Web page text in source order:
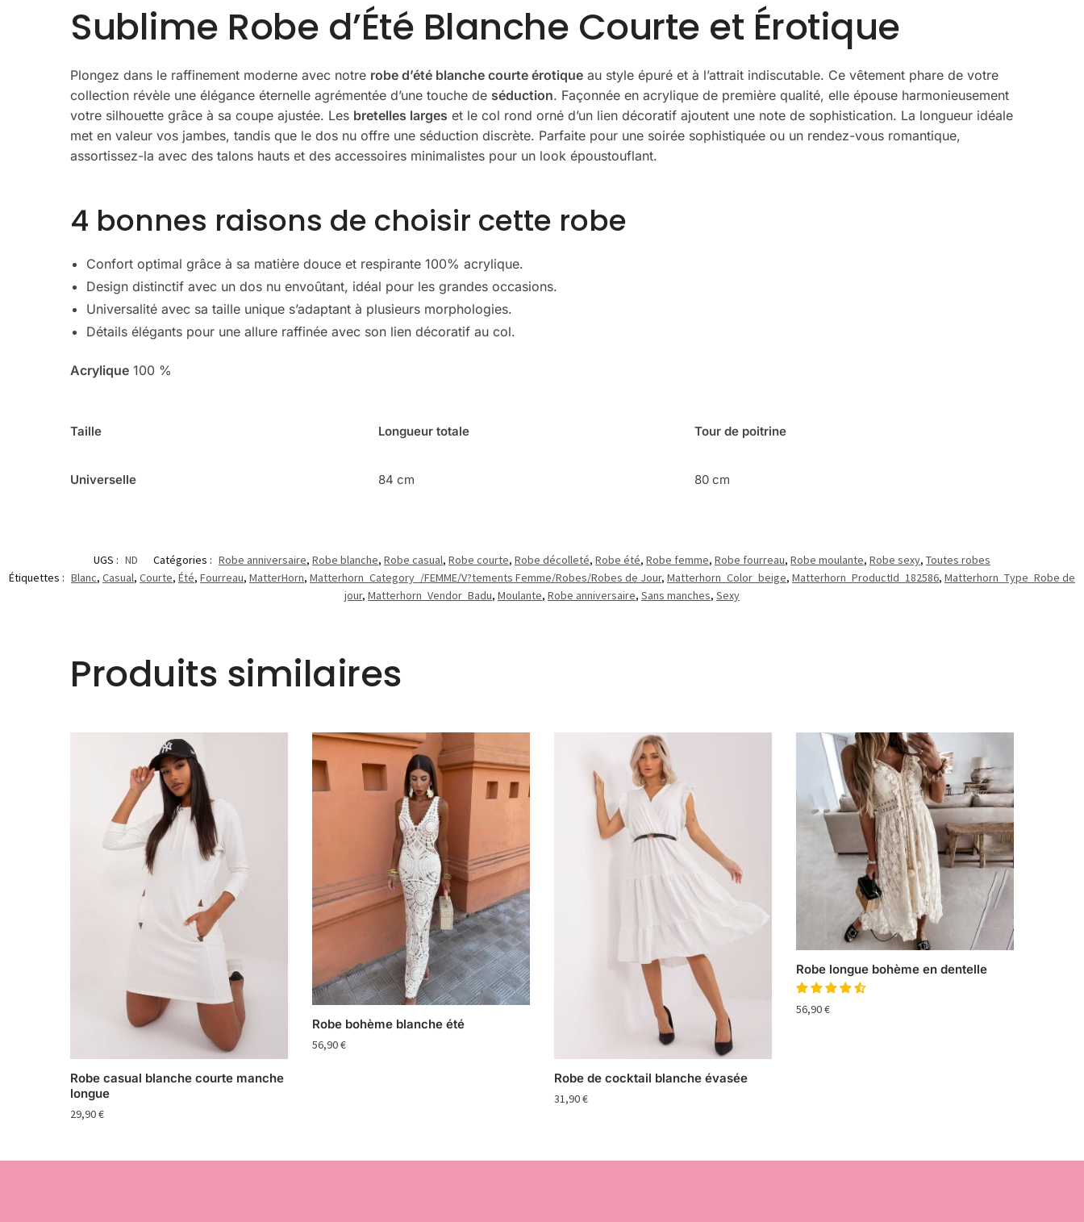
Sublime Robe d’Été Blanche Courte et Érotique
Plongez dans le raffinement moderne avec notre robe d’été blanche courte érotique au style épuré et à l’attrait indiscutable. Ce vêtement phare de votre
collection révèle une élégance éternelle agrémentée d’une touche de séduction. Façonnée en acrylique de première qualité, elle épouse harmonieusement
votre silhouette grâce à sa coupe ajustée. Les bretelles larges et le col rond orné d’un lien décoratif ajoutent une note de sophistication. La longueur idéale
met en valeur vos jambes, tandis que le dos nu offre une séduction discrète. Parfaite pour une soirée sophistiquée ou un rendez-vous romantique,
assortissez-la avec des talons hauts et des accessoires minimalistes pour un look époustouflant.
4 bonnes raisons de choisir cette robe
Confort optimal grâce à sa matière douce et respirante 100% acrylique.
Design distinctif avec un dos nu envoûtant, idéal pour les grandes occasions.
Universalité avec sa taille unique s’adaptant à plusieurs morphologies.
Détails élégants pour une allure raffinée avec son lien décoratif au col.
Acrylique 100 %
Taille Longueur totale Tour de poitrine
Universelle 84 cm 80 cm
UGS : ND Catégories : Robe anniversaire, Robe blanche, Robe casual, Robe courte, Robe décolleté, Robe été, Robe femme, Robe fourreau, Robe moulante, Robe sexy, Toutes robes
Étiquettes : Blanc, Casual, Courte, Été, Fourreau, MatterHorn, Matterhorn_Category_/FEMME/V?tements Femme/Robes/Robes de Jour, Matterhorn_Color_beige, Matterhorn_ProductId_182586, Matterhorn_Type_Robe de
jour, Matterhorn_Vendor_Badu, Moulante, Robe anniversaire, Sans manches, Sexy
Produits similaires
Robe casual blanche courte manche
longue
29,90€
Robe bohème blanche été
56,90€
Robe de cocktail blanche évasée
31,90€
Robe longue bohème en dentelle
56,90€